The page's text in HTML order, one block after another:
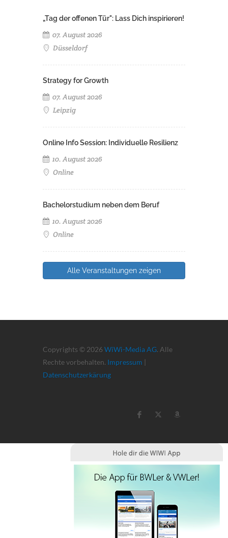
„Tag der offenen Tür": Lass Dich inspirieren!
07. August 2026
Düsseldorf
Strategy for Growth
07. August 2026
Leipzig
Online Info Session: Individuelle Resilienz
10. August 2026
Online
Bachelorstudium neben dem Beruf
10. August 2026
Online
Alle Veranstaltungen zeigen
Copyrights © 2026 WiWi-Media AG. Alle
Rechte vorbehalten. Impressum |
Datenschutzerkärung